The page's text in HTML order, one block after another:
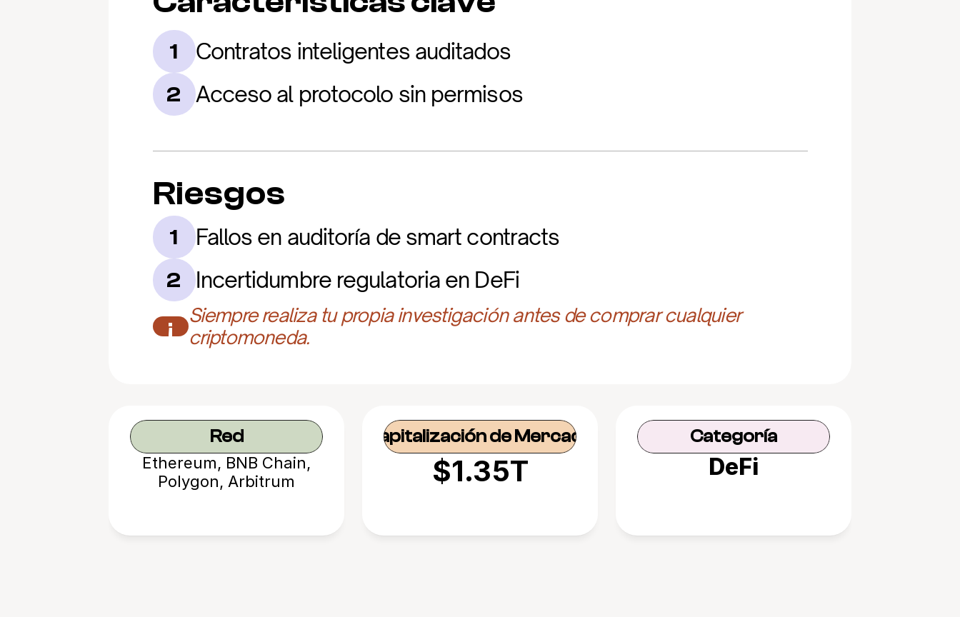
1 Contratos inteligentes auditados
2 Acceso al protocolo sin permisos
Riesgos
1 Fallos en auditoría de smart contracts
2 Incertidumbre regulatoria en DeFi
¡
Siempre realiza tu propia investigación antes de comprar cualquier
criptomoneda.
Red
Ethereum, BNB Chain,
Polygon, Arbitrum
Capitalización de Mercado
$1.35T
Categoría
DeFi